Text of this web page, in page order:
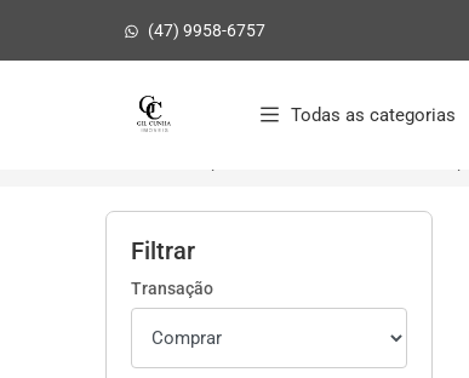
(47) 9958-6757
Página inicial
Todas as categorias
Filtrar
Transação